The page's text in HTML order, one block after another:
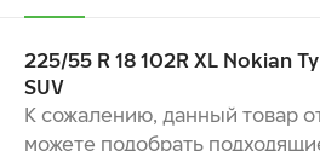
КОМФОРТ ПЕРЕДВИЖЕНИЯ
225/55 R 18 102R XL Nokian
SUV
К сожалению, данный товар
можете подобрать